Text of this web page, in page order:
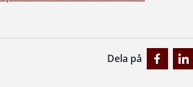
Dela på